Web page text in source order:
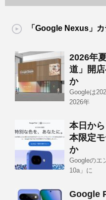
「Google Nexus」
2026年
道」開
か
Googleは
2026年
本日か
本限定
か
Googleのエ
10a」に
Google